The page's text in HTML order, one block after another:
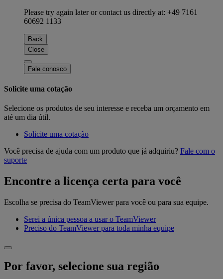
Please try again later or contact us directly at: +49 7161
60692 1133
Back
Close
Fale conosco
Solicite uma cotação
Selecione os produtos de seu interesse e receba um orçamento em
até um dia útil.
Solicite uma cotação
Você precisa de ajuda com um produto que já adquiriu? Fale com o
suporte
Encontre a licença certa para você
Escolha se precisa do TeamViewer para você ou para sua equipe.
Serei a única pessoa a usar o TeamViewer
Preciso do TeamViewer para toda minha equipe
Por favor, selecione sua região